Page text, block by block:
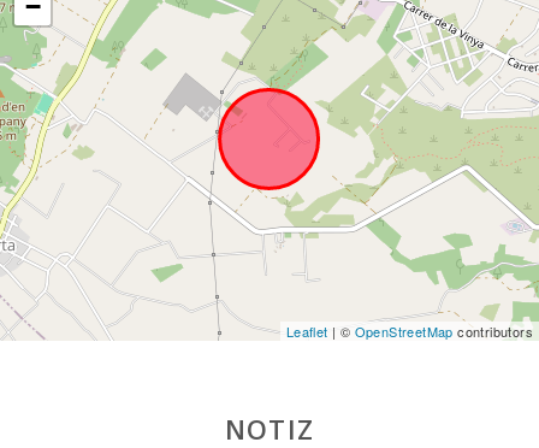
−
Leaflet | © OpenStreetMap contributors
NOTIZ